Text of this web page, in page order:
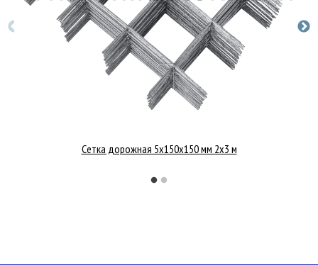
Сетка дорожная 5х150х150 мм 2x3 м